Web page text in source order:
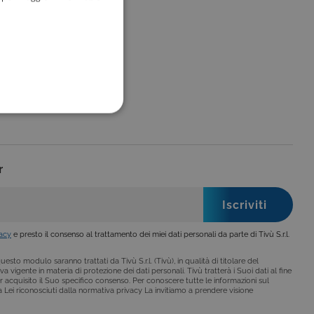
e presto il consenso al trattamento dei miei dati personali da parte di Tivù S.r.l.
modulo saranno trattati da Tivù S.r.l. (Tivù), in qualità di titolare del
vigente in materia di protezione dei dati personali. Tivù tratterà i Suoi dati al fine
il Suo specifico consenso. Per conoscere tutte le informazioni sul
riconosciuti dalla normativa privacy La invitiamo a prendere visione
FUNZIONALITÀ
impostati solo in
ai criteri da te
avvisati riguardo alla
di norma, dati